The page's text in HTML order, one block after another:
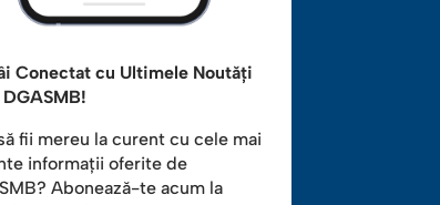
Conectat cu Ultimele Noutăți
fii mereu la curent cu cele mai
informații oferite de
Abonează-te acum la